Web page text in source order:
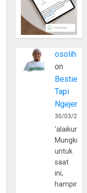
osolihin
on
Bestie
Tapi
30/03/
Mungkin
untuk
saat
ini,
hampir